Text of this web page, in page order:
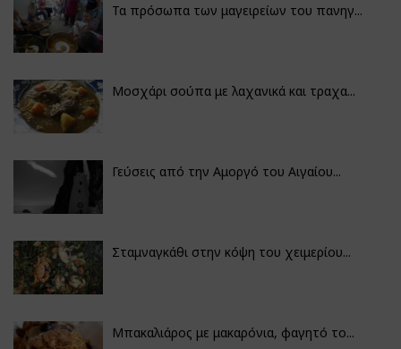
Τα πρόσωπα των μαγειρείων του πανηγ...
Μοσχάρι σούπα με λαχανικά και τραχα...
Γεύσεις από την Αμοργό του Αιγαίου...
Σταμναγκάθι στην κόψη του χειμερίου...
Μπακαλιάρος με μακαρόνια, φαγητό το...